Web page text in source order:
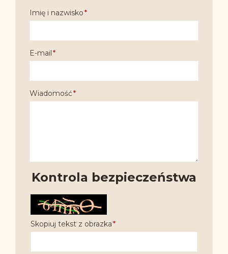
Imię i nazwisko
E-mail
Wiadomość
Kontrola bezpieczeństwa
Skopiuj tekst z obrazka